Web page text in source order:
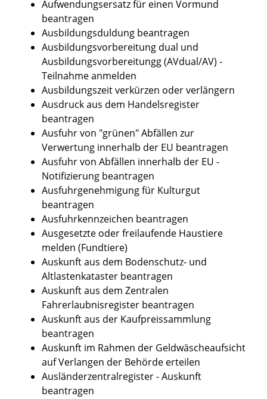
Aufwendungsersatz für einen Vormund
beantragen
Ausbildungsduldung beantragen
Ausbildungsvorbereitung dual und
Ausbildungsvorbereitungg (AVdual/AV) -
Teilnahme anmelden
Ausbildungszeit verkürzen oder verlängern
Ausdruck aus dem Handelsregister
beantragen
Ausfuhr von "grünen" Abfällen zur
Verwertung innerhalb der EU beantragen
Ausfuhr von Abfällen innerhalb der EU -
Notifizierung beantragen
Ausfuhrgenehmigung für Kulturgut
beantragen
Ausfuhrkennzeichen beantragen
Ausgesetzte oder freilaufende Haustiere
melden (Fundtiere)
Auskunft aus dem Bodenschutz- und
Altlastenkataster beantragen
Auskunft aus dem Zentralen
Fahrerlaubnisregister beantragen
Auskunft aus der Kaufpreissammlung
beantragen
Auskunft im Rahmen der Geldwäscheaufsicht
auf Verlangen der Behörde erteilen
Ausländerzentralregister - Auskunft
beantragen